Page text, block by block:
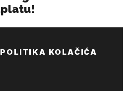
POLITIKA KOLAČIĆA